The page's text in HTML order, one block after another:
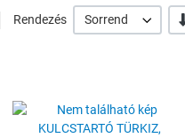
Rendezés Sorrend